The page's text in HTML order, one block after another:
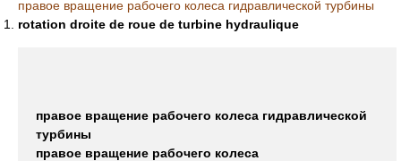
правое вращение рабочего колеса гидравлической турбины
rotation droite de roue de turbine hydraulique
правое вращение рабочего колеса гидравлической
турбины
правое вращение рабочего колеса